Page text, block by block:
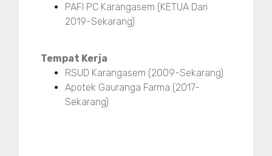
PAFI PC Karangasem (KETUA Dari
2019-Sekarang)
Tempat Kerja
RSUD Karangasem (2009-Sekarang)
Apotek Gauranga Farma (2017-
Sekarang)